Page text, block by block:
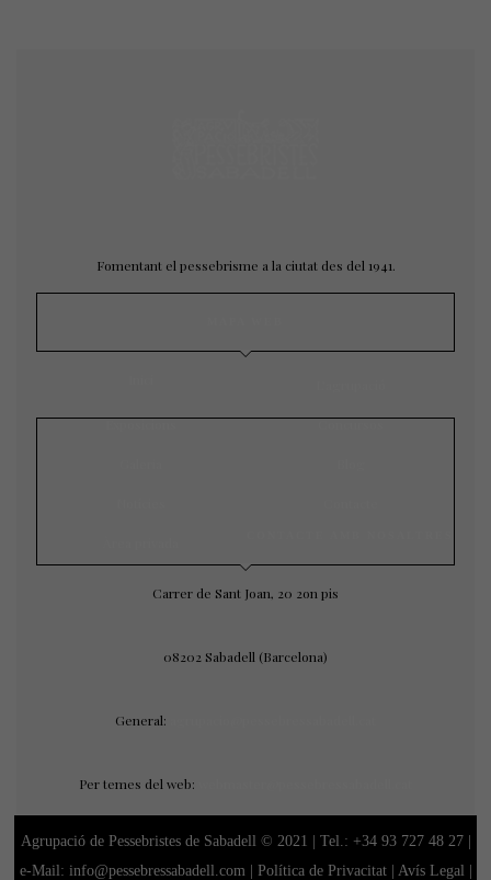
Fomentant el pessebrisme a la ciutat des del 1941.
Exposicions Concursos
Carrer de Sant Joan, 20 2on pis
08202 Sabadell (Barcelona)
General:
Per temes del web:
Agrupació de Pessebristes de Sabadell © 2021 | Tel.: +34 93 727 48 27|
e-Mail: info@pessebressabadell.com | Política de Privacitat| Avís Legal